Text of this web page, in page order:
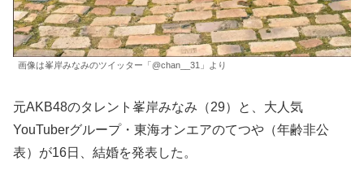
画像は峯岸みなみのツイッター「@chan__31」より
元AKB48のタレント峯岸みなみ（29）と、大人気
YouTuberグループ・東海オンエアのてつや（年齢非公
表）が16日、結婚を発表した。